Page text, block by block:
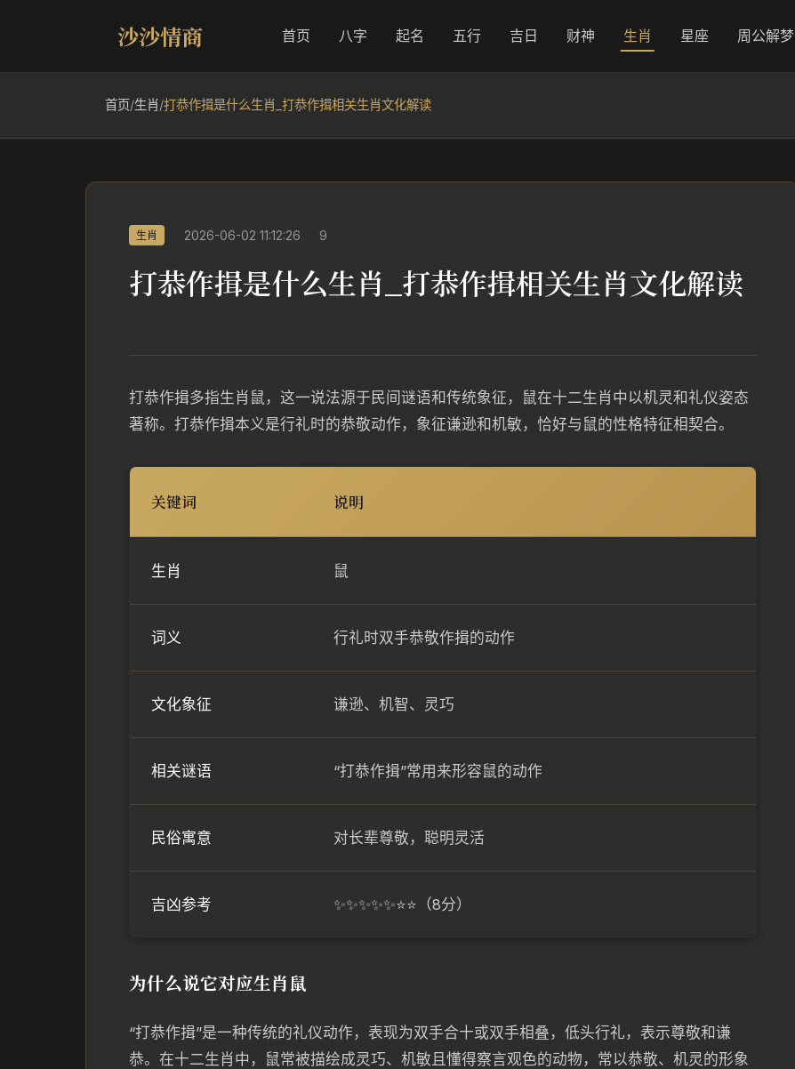
沙沙情商 首页 八字 起名 五行 吉日 财神 生肖 星座 周公解梦
首页/生肖/打恭作揖是什么生肖_打恭作揖相关生肖文化解读
生肖 2026-06-02 11:12:26 9
打恭作揖是什么生肖_打恭作揖相关生肖文化解读
打恭作揖多指生肖鼠，这一说法源于民间谜语和传统象征，鼠在十二生肖中以机灵和礼仪姿态
著称。打恭作揖本义是行礼时的恭敬动作，象征谦逊和机敏，恰好与鼠的性格特征相契合。
关键词 说明
生肖 鼠
词义 行礼时双手恭敬作揖的动作
文化象征 谦逊、机智、灵巧
相关谜语 “打恭作揖”常用来形容鼠的动作
民俗寓意 对长辈尊敬，聪明灵活
吉凶参考 ✨✨✨✨✨⭐⭐（8分）
为什么说它对应生肖鼠
“打恭作揖”是一种传统的礼仪动作，表现为双手合十或双手相叠，低头行礼，表示尊敬和谦
恭。在十二生肖中，鼠常被描绘成灵巧、机敏且懂得察言观色的动物，常以恭敬、机灵的形象